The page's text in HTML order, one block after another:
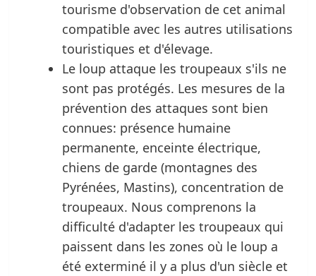
tourisme d'observation de cet animal
compatible avec les autres utilisations
touristiques et d'élevage.
Le loup attaque les troupeaux s'ils ne
sont pas protégés. Les mesures de la
prévention des attaques sont bien
connues: présence humaine
permanente, enceinte électrique,
chiens de garde (montagnes des
Pyrénées, Mastins), concentration de
troupeaux. Nous comprenons la
difficulté d'adapter les troupeaux qui
paissent dans les zones où le loup a
été exterminé il y a plus d'un siècle et